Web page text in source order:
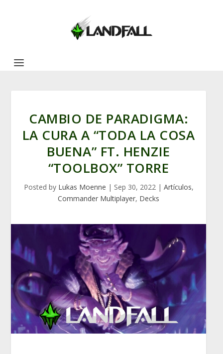
CAMBIO DE PARADIGMA:
LA CURA A “TODA LA COSA
BUENA” FT. HENZIE
“TOOLBOX” TORRE
Posted by Lukas Moenne | Sep 30, 2022| Artículos,
Commander Multiplayer, Decks